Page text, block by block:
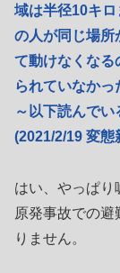
域は半径10キ
の人が同じ場所
て動けなくなる
られていなかっ
～以下読んで
(2021/2/19 変態
はい、やっぱり
原発事故での
りません。